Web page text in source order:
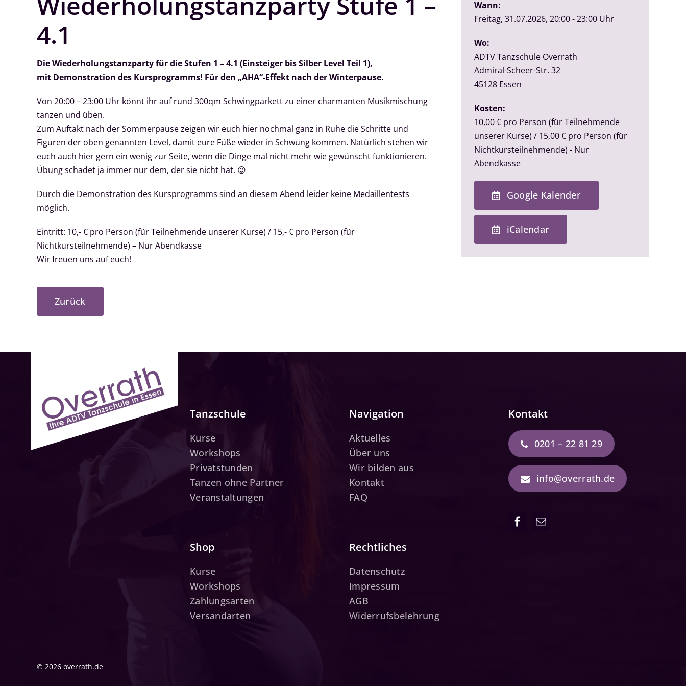
4.1
Die Wiederholungstanzparty für die Stufen 1 – 4.1 (Einsteiger bis Silber Level Teil 1),
mit Demonstration des Kursprogramms! Für den „AHA“-Effekt nach der Winterpause.
Von 20:00 – 23:00 Uhr könnt ihr auf rund 300qm Schwingparkett zu einer charmanten Musikmischung
tanzen und üben.
Zum Auftakt nach der Sommerpause zeigen wir euch hier nochmal ganz in Ruhe die Schritte und
Figuren der oben genannten Level, damit eure Füße wieder in Schwung kommen. Natürlich stehen wir
euch auch hier gern ein wenig zur Seite, wenn die Dinge mal nicht mehr wie gewünscht funktionieren.
Übung schadet ja immer nur dem, der sie nicht hat. 😉
Durch die Demonstration des Kursprogramms sind an diesem Abend leider keine Medaillentests
möglich.
Eintritt: 10,- € pro Person (für Teilnehmende unserer Kurse) / 15,- € pro Person (für
Nichtkursteilnehmende) – Nur Abendkasse
Wir freuen uns auf euch!
Wann:
Freitag, 31.07.2026, 20:00 - 23:00 Uhr
Wo:
ADTV Tanzschule Overrath
Admiral-Scheer-Str. 32
45128 Essen
Kosten:
10,00 € pro Person (für Teilnehmende
unserer Kurse) / 15,00 € pro Person (für
Nichtkursteilnehmende) - Nur
Abendkasse
Google Kalender
iCalendar
Zurück
Tanzschule
Kurse
Workshops
Privatstunden
Tanzen ohne Partner
Veranstaltungen
Navigation
Aktuelles
Über uns
Wir bilden aus
Kontakt
FAQ
Kontakt
0201 – 22 81 29
info@overrath.de
Shop
Kurse
Workshops
Zahlungsarten
Versandarten
Rechtliches
Datenschutz
Impressum
AGB
Widerrufsbelehrung
© 2026 overrath.de